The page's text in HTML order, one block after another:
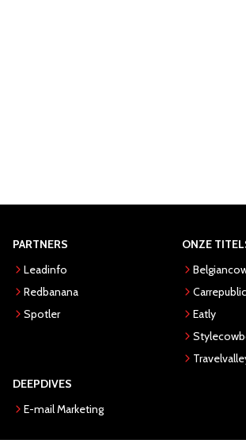
PARTNERS
Leadinfo
Redbanana
Spotler
ONZE
Carrepublic
Eatly
DEEPDIVES
E-mail Marketing